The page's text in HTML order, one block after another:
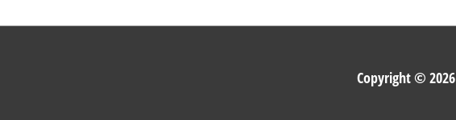
Copyright © 2026